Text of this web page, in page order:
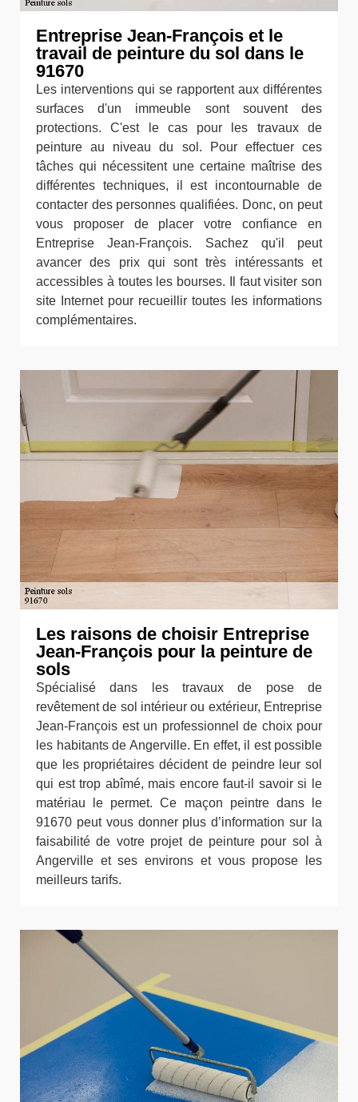
Entreprise Jean-François et le
travail de peinture du sol dans le
91670
Les interventions qui se rapportent aux différentes
surfaces d'un immeuble sont souvent des
protections. C'est le cas pour les travaux de
peinture au niveau du sol. Pour effectuer ces
tâches qui nécessitent une certaine maîtrise des
différentes techniques, il est incontournable de
contacter des personnes qualifiées. Donc, on peut
vous proposer de placer votre confiance en
Entreprise Jean-François. Sachez qu'il peut
avancer des prix qui sont très intéressants et
accessibles à toutes les bourses. Il faut visiter son
site Internet pour recueillir toutes les informations
complémentaires.
Les raisons de choisir Entreprise
Jean-François pour la peinture de
sols
Spécialisé dans les travaux de pose de
revêtement de sol intérieur ou extérieur, Entreprise
Jean-François est un professionnel de choix pour
les habitants de Angerville. En effet, il est possible
que les propriétaires décident de peindre leur sol
qui est trop abîmé, mais encore faut-il savoir si le
matériau le permet. Ce maçon peintre dans le
91670 peut vous donner plus d’information sur la
faisabilité de votre projet de peinture pour sol à
Angerville et ses environs et vous propose les
meilleurs tarifs.